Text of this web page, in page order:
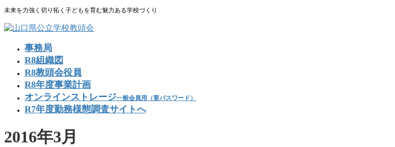
コ
ン
テ
ナ
ビ
ゲ
未来を力強く切り拓く子どもを育む魅力ある学校づくり
事務局
R8組織図
R8教頭会役員
R8年度事業計画
オンラインストレージ一般会員用（要パスワード）
R7年度勤務様態調査サイトへ
2016年3月